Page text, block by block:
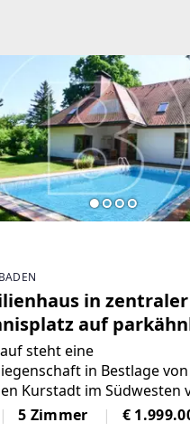
in
auf
steht eine
in Bestlage
Kurstadt im Südwesten
sowie der
sind in ca. 20
5 Zimmer €